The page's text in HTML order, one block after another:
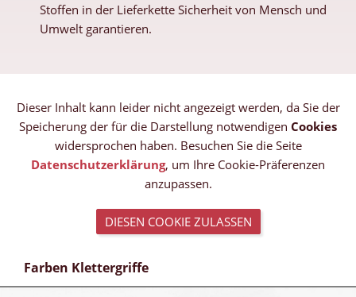
Stoffen in der Lieferkette Sicherheit von Mensch und
Umwelt garantieren.
Dieser Inhalt kann leider nicht angezeigt werden, da Sie der
Speicherung der für die Darstellung notwendigen Cookies
widersprochen haben. Besuchen Sie die Seite
Datenschutzerklärung, um Ihre Cookie-Präferenzen
anzupassen.
DIESEN COOKIE ZULASSEN
Farben Klettergriffe